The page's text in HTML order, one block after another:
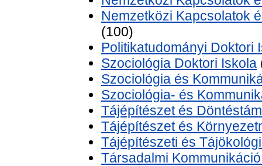
Nemzetközi Kapcsolatok
(100)
Politikatudományi Doktori
Szociológia Doktori Iskola
Szociológia és
Szociológia- és
Tájépítészet és
Tájépítészet és
Tájépítészeti és
Társadalmi